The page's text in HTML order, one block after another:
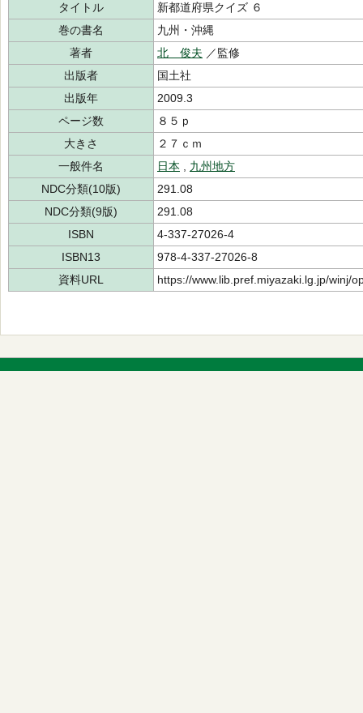
タイトル
新都道府県クイズ ６
巻の書名
九州・沖縄
著者
北 俊夫 ／監修
出版者
国土社
出版年
2009.3
ページ数
８５ｐ
大きさ
２７ｃｍ
一般件名
日本
九州地方
NDC分類(10版)
291.08
NDC分類(9版)
291.08
ISBN
4-337-27026-4
ISBN13
978-4-337-27026-8
資料URL
https://www.lib.pref.miyazaki.lg.jp/winj/